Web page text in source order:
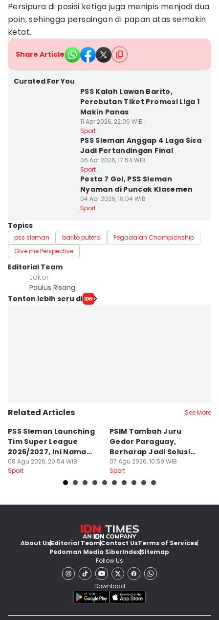
Persipura di posisi ketiga juga menipis menjadi dua
poin, sehingga persaingan di papan atas semakin
ketat.
Share Article
Curated For You
PSS Kalah Lawan Barito,
Perebutan Tiket Promosi Liga 1
Makin Panas
11 Apr 2026, 22:06 WIB
Sport
PSS Sleman Anggap 4 Laga Sisa
Jadi Pertandingan Final
06 Apr 2026, 17:54 WIB
Sport
Pesta 7 Gol, PSS Sleman
Nyaman di Puncak Klasemen
04 Apr 2026, 19:04 WIB
Sport
Topics
pss sleman barito putera
Pegadaian Championship
Give me Perspective
Editorial Team
Editor
Paulus Risang
Tonton lebih seru di
Related Articles See More
PSS Sleman Launching
Tim Super League
2026/2027, Ini Nama
Para Pemain
08 Agu 2026, 20:54 WIB
Sport
PSIM Tambah Juru
Gedor Paraguay,
Berharap Jadi Solusi
Minimnya Pencetak Gol
07 Agu 2026, 10:59 WIB
Sport
About UsEditorial TeamContact UsTerms of Services
Pedoman Media SiberIndexSitemap
Follow Us
Download